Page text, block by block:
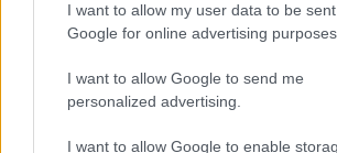
I want to allow my user data to be
Google for online advertising purposes.
I want to allow Google to send me
personalized advertising.
I want to allow Google to enable
A Matador Records gondozásában
the Sky?" Byrne első albuma a 2018-
aratott "American Utopia" óta,
Broadway-musical és HBO-film is
producere a Grammy-díjas Kid
Styles, Miley Cyrus) volt, a 12 dal